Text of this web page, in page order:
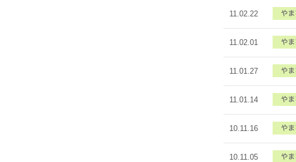
11.02.22
11.02.01
11.01.27
11.01.14
10.11.16
10.11.05